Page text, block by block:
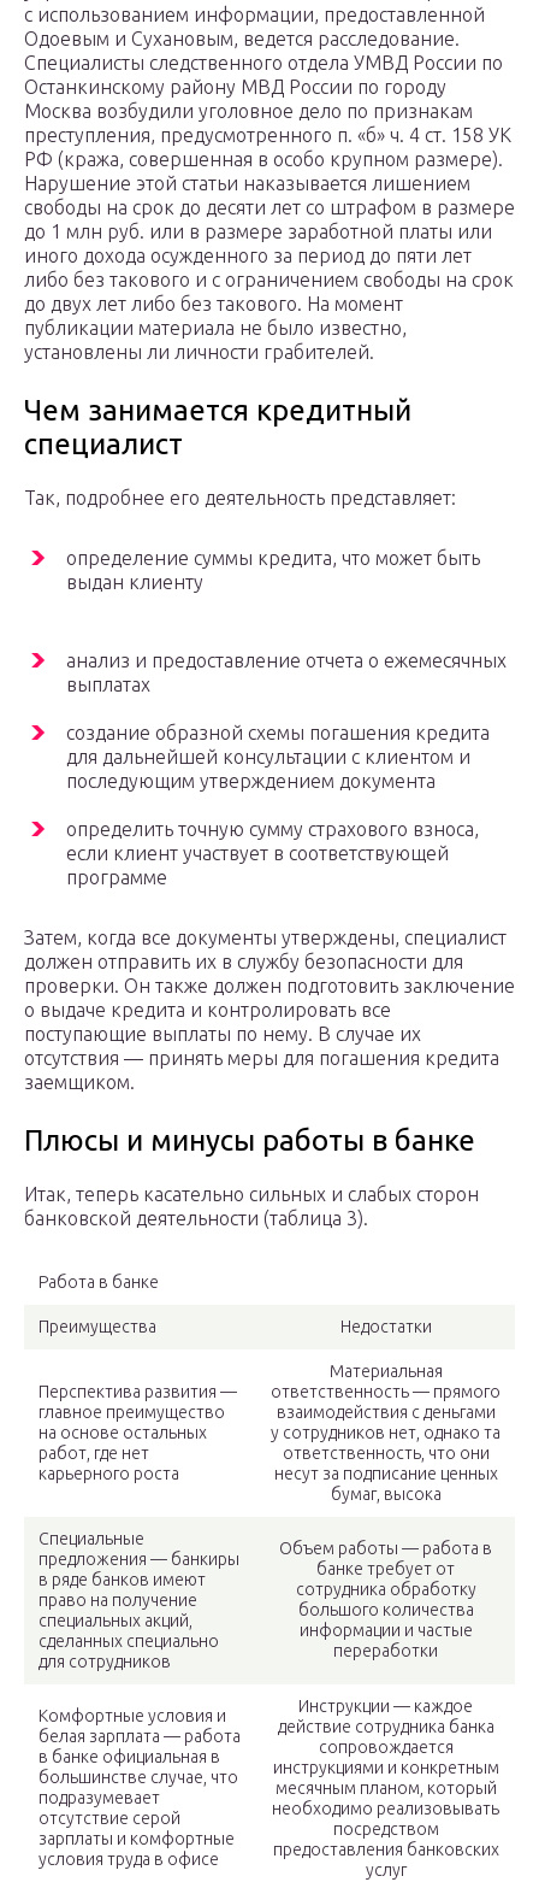
с использованием информации, предоставленной
Одоевым и Сухановым, ведется расследование.
Специалисты следственного отдела УМВД России по
Останкинскому району МВД России по городу
Москва возбудили уголовное дело по признакам
преступления, предусмотренного п. «б» ч. 4 ст. 158 УК
РФ (кража, совершенная в особо крупном размере).
Нарушение этой статьи наказывается лишением
свободы на срок до десяти лет со штрафом в размере
до 1 млн руб. или в размере заработной платы или
иного дохода осужденного за период до пяти лет
либо без такового и с ограничением свободы на срок
до двух лет либо без такового. На момент
публикации материала не было известно,
установлены ли личности грабителей.
Чем занимается кредитный
специалист
Так, подробнее его деятельность представляет:
определение суммы кредита, что может быть
выдан клиенту
анализ и предоставление отчета о ежемесячных
выплатах
создание образной схемы погашения кредита
для дальнейшей консультации с клиентом и
последующим утверждением документа
определить точную сумму страхового взноса,
если клиент участвует в соответствующей
программе
Затем, когда все документы утверждены, специалист
должен отправить их в службу безопасности для
проверки. Он также должен подготовить заключение
о выдаче кредита и контролировать все
поступающие выплаты по нему. В случае их
отсутствия — принять меры для погашения кредита
заемщиком.
Плюсы и минусы работы в банке
Итак, теперь касательно сильных и слабых сторон
банковской деятельности (таблица 3).
Работа в банке
Преимущества Недостатки
Перспектива развития —
главное преимущество
на основе остальных
работ, где нет
карьерного роста
Материальная
ответственность — прямого
взаимодействия с деньгами
у сотрудников нет, однако та
ответственность, что они
несут за подписание ценных
бумаг, высока
Специальные
предложения — банкиры
в ряде банков имеют
право на получение
специальных акций,
сделанных специально
для сотрудников
Объем работы — работа в
банке требует от
сотрудника обработку
большого количества
информации и частые
переработки
Комфортные условия и
белая зарплата — работа
в банке официальная в
большинстве случае, что
подразумевает
отсутствие серой
зарплаты и комфортные
условия труда в офисе
Инструкции — каждое
действие сотрудника банка
сопровождается
инструкциями и конкретным
месячным планом, который
необходимо реализовывать
посредством
предоставления банковских
услуг